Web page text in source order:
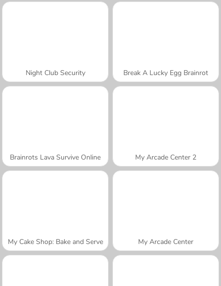
Night Club Security Break A Lucky Egg Brainrot
Brainrots Lava Survive Online My Arcade Center 2
My Cake Shop: Bake and Serve My Arcade Center